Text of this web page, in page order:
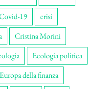
19
crisi
Cristina Morini
Ecologia politica
Europa della finanza